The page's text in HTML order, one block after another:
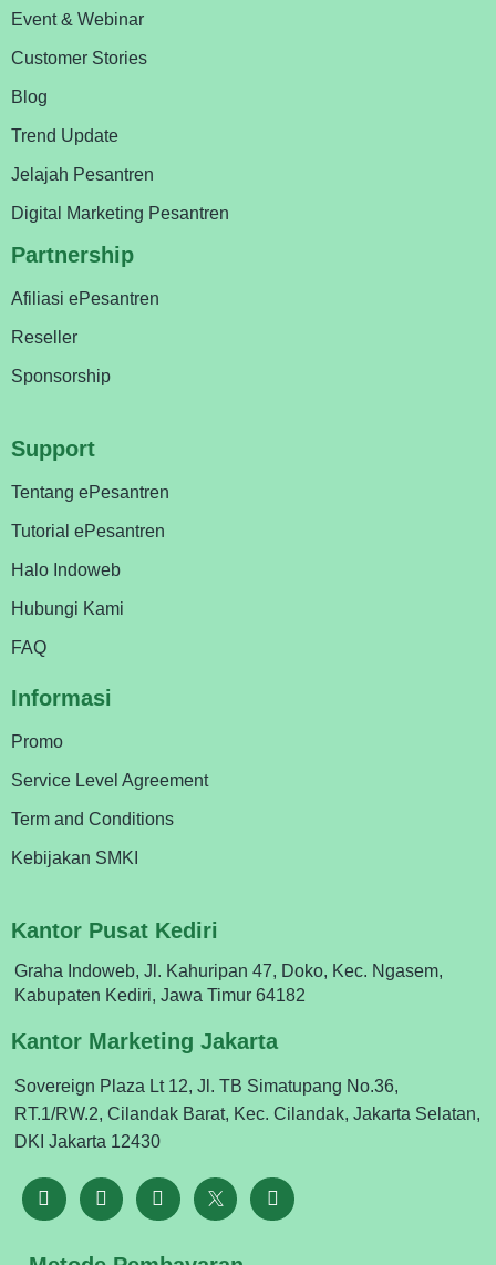
Event & Webinar
Customer Stories
Blog
Trend Update
Jelajah Pesantren
Digital Marketing Pesantren
Partnership
Afiliasi ePesantren
Reseller
Sponsorship
Support
Tentang ePesantren
Tutorial ePesantren
Halo Indoweb
Hubungi Kami
FAQ
Informasi
Promo
Service Level Agreement
Term and Conditions
Kebijakan SMKI
Kantor Pusat Kediri
Graha Indoweb, Jl. Kahuripan 47, Doko, Kec. Ngasem,
Kabupaten Kediri, Jawa Timur 64182
Kantor Marketing Jakarta
Sovereign Plaza Lt 12, Jl. TB Simatupang No.36,
RT.1/RW.2, Cilandak Barat, Kec. Cilandak, Jakarta Selatan,
DKI Jakarta 12430